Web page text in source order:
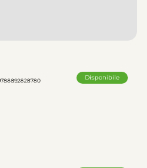
Disponibile